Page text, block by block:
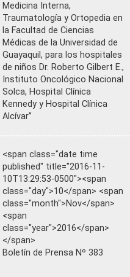
Medicina Interna,
Traumatología y Ortopedia en
la Facultad de Ciencias
Médicas de la Universidad de
Guayaquil, para los hospitales
de niños Dr. Roberto Gilbert E.,
Instituto Oncológico Nacional
Solca, Hospital Clínica
Kennedy y Hospital Clínica
Alcívar”
<span class="date time
published" title="2016-11-
10T13:29:53-0500"><span
class="day">10</span> <span
class="month">Nov</span>
<span
class="year">2016</span>
</span>
Boletín de Prensa Nº 383